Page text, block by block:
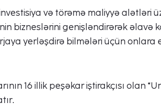
və törəmə maliyyə alətləri
bizneslərini genişləndirərək əlavə
yerləşdirə bilmələri üçün onlara
16 illik peşəkar iştirakçısı olan